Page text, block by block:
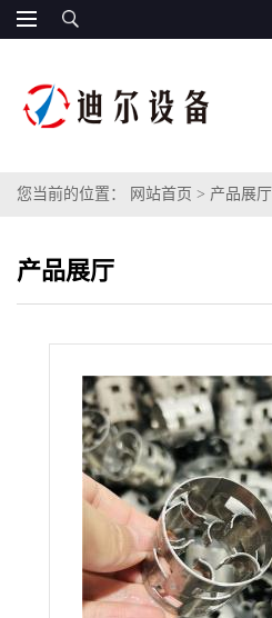
您当前的位置： 网站首页 > 产品展厅
产品展厅